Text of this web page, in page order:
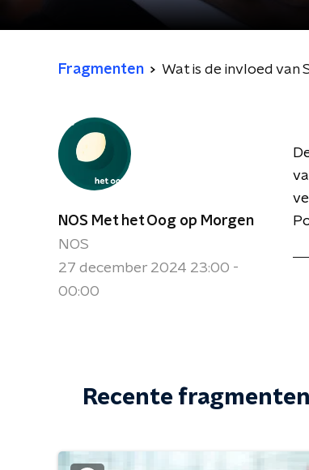
Fragmenten Wat is de invloed van
NOS Met het Oog op Morgen
NOS
27 december 2024 23:00 -
00:00
Recente fragmenten